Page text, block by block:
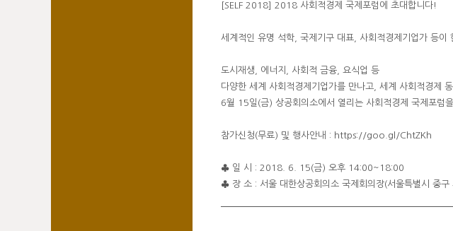
[SELF 2018] 2018 사회적경제 국제포럼에 초대합니다!
세계적인 유명 석학, 국제기구 대표, 사회적경제기업가 등
도시재생, 에너지, 사회적 금융, 요식업 등
다양한 세계 사회적경제기업가를 만나고, 세계 사회적경제
6월 15일(금) 상공회의소에서 열리는 사회적경제 국제포럼
참가신청(무료) 및 행사안내 : https://goo.gl/ChtZKh
♣ 일 시 : 2018. 6. 15(금) 오후 14:00~18:00
♣ 장 소 : 서울 대한상공회의소 국제회의장(서울특별시 중